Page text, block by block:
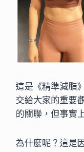
這是《精準減脂
交給大家的重要
的關聯，但事實
為什麼呢？這是